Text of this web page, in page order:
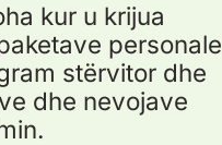
kur u krijua
personale
stërvitor dhe
dhe nevojave